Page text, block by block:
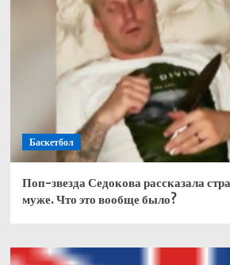
Баскетбол
Поп-звезда Седокова рассказала
муже. Что это вообще было?